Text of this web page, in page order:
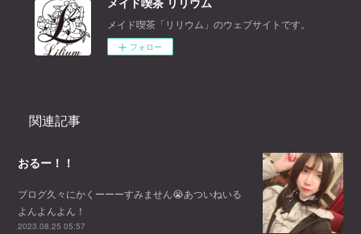
メイド喫茶「リリウム」のウェブサイトです。
フォロー
関連記事
おるー！！
ブログ久々にかくーーーすみません😭あついねいる
よんよんよん！
2023.08.25 05:57